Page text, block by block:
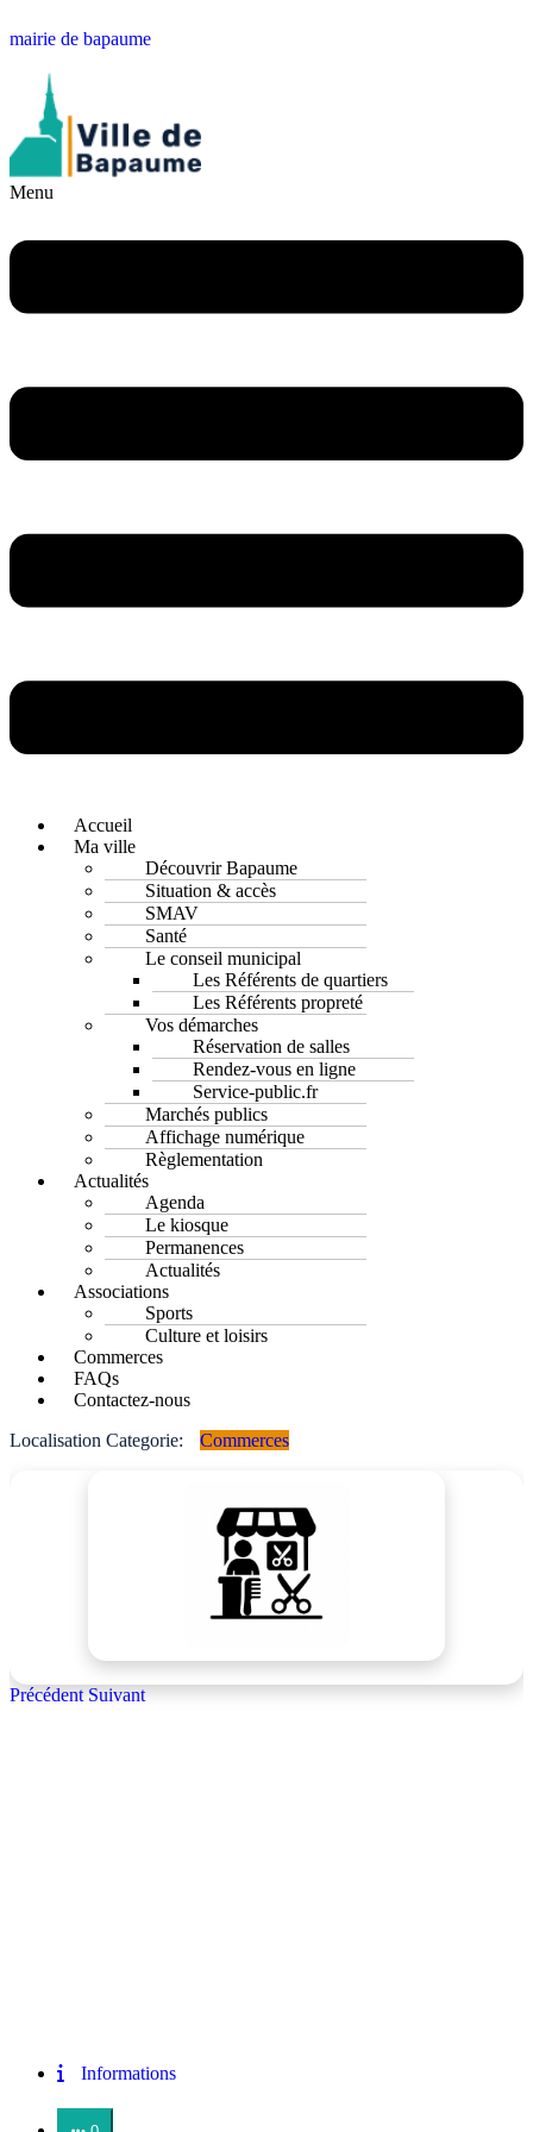
mairie de bapaume
Menu
Accueil
Ma ville
Découvrir Bapaume
Situation & accès
SMAV
Santé
Le conseil municipal
Les Référents de quartiers
Les Référents propreté
Vos démarches
Réservation de salles
Rendez-vous en ligne
Service-public.fr
Marchés publics
Affichage numérique
Règlementation
Actualités
Agenda
Le kiosque
Permanences
Actualités
Associations
Sports
Culture et loisirs
Commerces
FAQs
Contactez-nous
Localisation Categorie:
Commerces
Précédent Suivant
Informations